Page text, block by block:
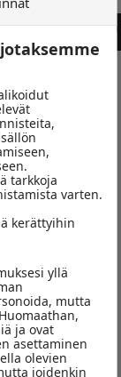
tarkkoja
varten.
kerättyihin
yllä
mutta
ja ovat
asettaminen
olevien
joidenkin